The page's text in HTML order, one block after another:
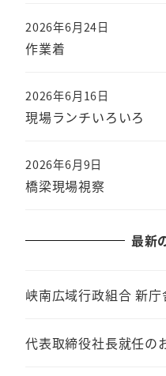
作業着
2026年6月24日
現場ランチいろいろ
2026年6月16日
橋梁現場視察
2026年6月9日
最新
峡南広域行政組合 新
代表取締役社長就任の